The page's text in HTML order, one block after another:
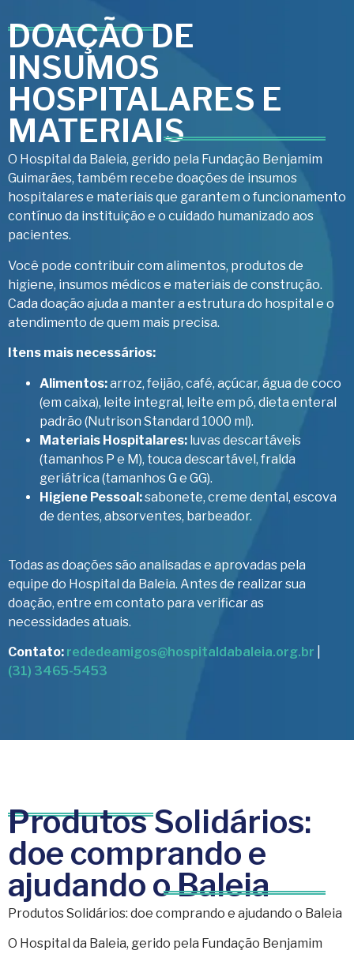
DOAÇÃO DE
INSUMOS
HOSPITALARES E
MATERIAIS
O Hospital da Baleia, gerido pela Fundação Benjamim
Guimarães, também recebe doações de insumos
hospitalares e materiais que garantem o funcionamento
contínuo da instituição e o cuidado humanizado aos
pacientes.
Você pode contribuir com alimentos, produtos de
higiene, insumos médicos e materiais de construção.
Cada doação ajuda a manter a estrutura do hospital e o
atendimento de quem mais precisa.
Itens mais necessários:
Alimentos:arroz, feijão, café, açúcar, água de coco
(em caixa), leite integral, leite em pó, dieta enteral
padrão (Nutrison Standard 1000 ml).
Materiais Hospitalares: luvas descartáveis
(tamanhos P e M), touca descartável, fralda
geriátrica (tamanhos G e GG).
Higiene Pessoal:sabonete, creme dental, escova
de dentes, absorventes, barbeador.
Todas as doações são analisadas e aprovadas pela
equipe do Hospital da Baleia. Antes de realizar sua
doação, entre em contato para verificar as
necessidades atuais.
Contato: rededeamigos@hospitaldabaleia.org.br
(31) 3465-5453
Produtos Solidários:
doe comprando e
ajudando o Baleia
Produtos Solidários: doe comprando e ajudando o Baleia
O Hospital da Baleia, gerido pela Fundação Benjamim